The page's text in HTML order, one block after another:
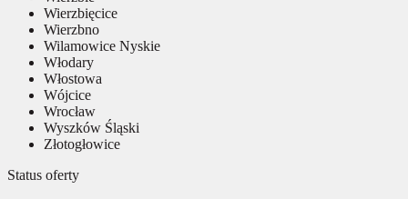
Wierzbięcice
Wierzbno
Wilamowice Nyskie
Włodary
Włostowa
Wójcice
Wrocław
Wyszków Śląski
Złotogłowice
Status oferty